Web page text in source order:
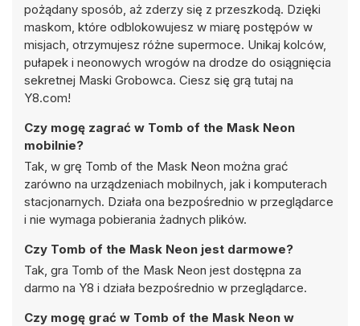
pożądany sposób, aż zderzy się z przeszkodą. Dzięki
maskom, które odblokowujesz w miarę postępów w
misjach, otrzymujesz różne supermoce. Unikaj kolców,
pułapek i neonowych wrogów na drodze do osiągnięcia
sekretnej Maski Grobowca. Ciesz się grą tutaj na
Y8.com!
Czy mogę zagrać w Tomb of the Mask Neon
mobilnie?
Tak, w grę Tomb of the Mask Neon można grać
zarówno na urządzeniach mobilnych, jak i komputerach
stacjonarnych. Działa ona bezpośrednio w przeglądarce
i nie wymaga pobierania żadnych plików.
Czy Tomb of the Mask Neon jest darmowe?
Tak, gra Tomb of the Mask Neon jest dostępna za
darmo na Y8 i działa bezpośrednio w przeglądarce.
Czy mogę grać w Tomb of the Mask Neon w